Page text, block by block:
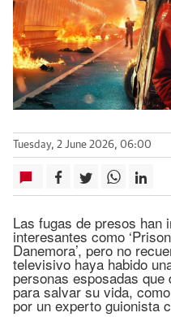
Tuesday, 2 June 2026, 06:00
Las fugas de presos han
interesantes como
Danemora’, pero no
televisivo haya habido
personas esposadas
para salvar su vida,
por un experto guionista